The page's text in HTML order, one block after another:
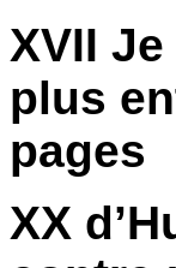
XVII
plus
pages
XX